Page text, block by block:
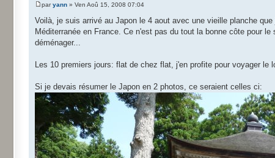
paryann » Ven Aoû 15, 2008 07:04
Voilà, je suis arrivé au Japon le 4 aout avec une vieille planche
Méditerranée en France. Ce n'est pas du tout la bonne côte pour
déménager...
Les 10 premiers jours: flat de chez flat, j'en profite pour voyager
Si je devais résumer le Japon en 2 photos, ce seraient celles ci: